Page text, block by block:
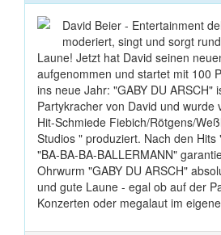
David Beier - Entertainment
moderiert, singt und sorgt
Laune! Jetzt hat David seinen
aufgenommen und startet mit 100
ins neue Jahr: "GABY DU ARSCH"
Partykracher von David und wurde
Hit-Schmiede Fiebich/Rötgens/
Studios " produziert. Nach den Hits
"BA-BA-BA-BALLERMANN"
Ohrwurm "GABY DU ARSCH"
und gute Laune - egal ob auf der
Konzerten oder megalaut im